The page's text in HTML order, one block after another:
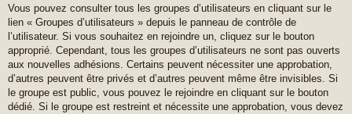
Vous pouvez consulter tous les groupes d’utilisateurs en cliquant sur le
lien « Groupes d’utilisateurs » depuis le panneau de contrôle de
l’utilisateur. Si vous souhaitez en rejoindre un, cliquez sur le bouton
approprié. Cependant, tous les groupes d’utilisateurs ne sont pas ouverts
aux nouvelles adhésions. Certains peuvent nécessiter une approbation,
d’autres peuvent être privés et d’autres peuvent même être invisibles. Si
le groupe est public, vous pouvez le rejoindre en cliquant sur le bouton
dédié. Si le groupe est restreint et nécessite une approbation, vous devez